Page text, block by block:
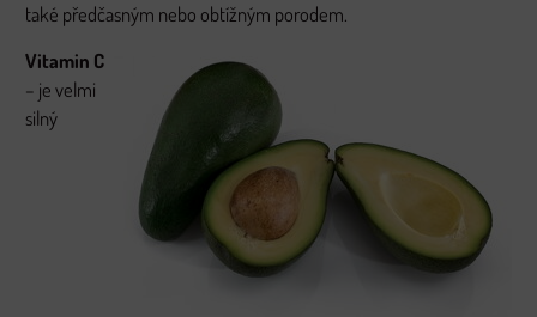
také předčasným nebo obtížným porodem.
Vitamin C
– je velmi
silný